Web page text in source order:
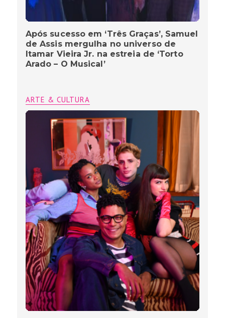
Após sucesso em ‘Três Graças’, Samuel
de Assis mergulha no universo de
Itamar Vieira Jr. na estreia de ‘Torto
Arado – O Musical’
ARTE & CULTURA